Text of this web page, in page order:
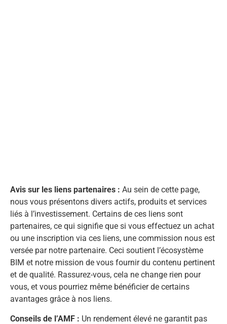
Avis sur les liens partenaires : Au sein de cette page,
nous vous présentons divers actifs, produits et services
liés à l’investissement. Certains de ces liens sont
partenaires, ce qui signifie que si vous effectuez un achat
ou une inscription via ces liens, une commission nous est
versée par notre partenaire. Ceci soutient l’écosystème
BIM et notre mission de vous fournir du contenu pertinent
et de qualité. Rassurez-vous, cela ne change rien pour
vous, et vous pourriez même bénéficier de certains
avantages grâce à nos liens.
Conseils de l’AMF : Un rendement élevé ne garantit pas